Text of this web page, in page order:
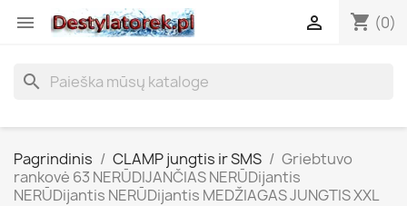
 shopping_cart (0)

search
Pagrindinis CLAMP jungtis ir SMS
Griebtuvo
rankovė 63 NERŪDIJANČIAS NERŪDijantis
NERŪDijantis NERŪDijantis MEDŽIAGAS JUNGTIS XXL